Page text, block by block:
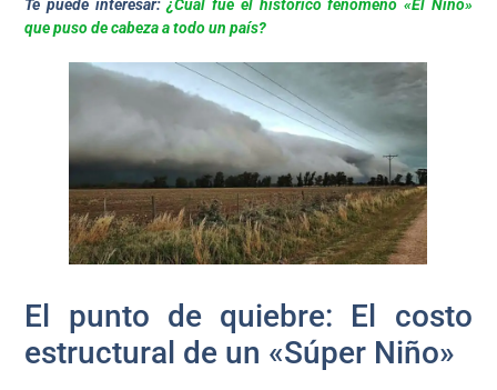
Te puede interesar:¿Cuál fue el histórico fenómeno «El Niño»
que puso de cabeza a todo un país?
El punto de quiebre: El costo
estructural de un «Súper Niño»